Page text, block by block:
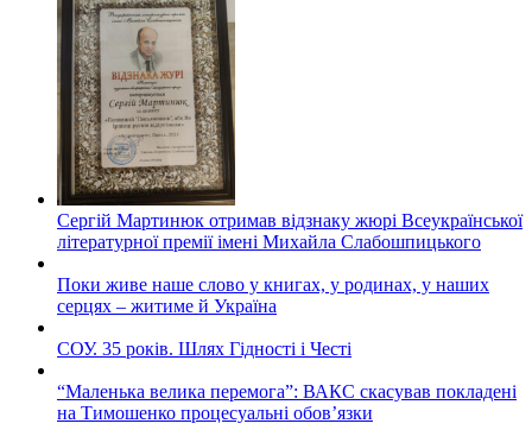
Сергій Мартинюк отримав відзнаку жюрі Всеукраїнської
літературної премії імені Михайла Слабошпицького
Поки живе наше слово у книгах, у родинах, у наших
серцях – житиме й Україна
СОУ. 35 років. Шлях Гідності і Честі
“Маленька велика перемога”: ВАКС скасував покладені
на Тимошенко процесуальні обов’язки